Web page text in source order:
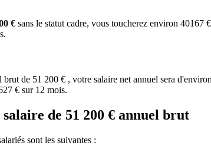
€ sans le statut cadre, vous toucherez environ 40167
de 51 200 € , votre salaire net annuel sera
€ sur 12 mois.
de 51 200 € annuel brut
sont les suivantes :